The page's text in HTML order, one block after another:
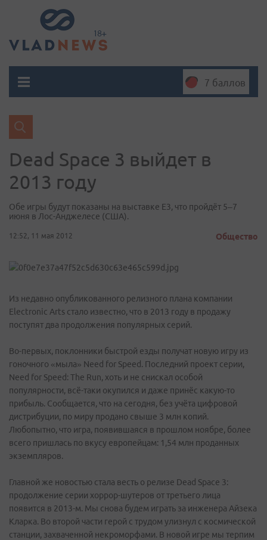
7 баллов
Dead Space 3 выйдет в
2013 году
Обе игры будут показаны на выставке Е3, что пройдёт 5–7
июня в Лос-Анджелесе (США).
12:52, 11 мая 2012 Общество
Из недавно опубликованного релизного плана компании
Electronic Arts стало известно, что в 2013 году в продажу
поступят два продолжения популярных серий.
Во-первых, поклонники быстрой езды получат новую игру из
гоночного «мыла» Need for Speed. Последний проект серии,
Need for Speed: The Run, хоть и не снискал особой
популярности, всё-таки окупился и даже принёс какую-то
прибыль. Сообщается, что на сегодня, без учёта цифровой
дистрибуции, по миру продано свыше 3 млн копий.
Любопытно, что игра, появившаяся в прошлом ноябре, более
всего пришлась по вкусу европейцам: 1,54 млн проданных
экземпляров.
Главной же новостью стала весть о релизе Dead Space 3:
продолжение серии хоррор-шутеров от третьего лица
появится в 2013-м. Мы снова будем играть за инженера Айзека
Кларка. Во второй части герой с трудом улизнул с космической
станции, захваченной некроморфами. В новой игре мы терпим